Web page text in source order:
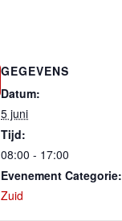
GEGEVENS
Datum:
5 juni
Tijd:
08:00 - 17:00
Evenement Categorie:
Zuid